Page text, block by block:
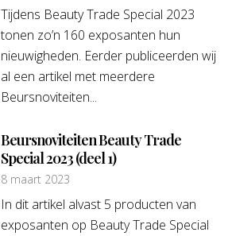
Tijdens Beauty Trade Special 2023
tonen zo’n 160 exposanten hun
nieuwigheden. Eerder publiceerden wij
al een artikel met meerdere
Beursnoviteiten...
Beursnoviteiten Beauty Trade
Special 2023 (deel 1)
8 maart 2023
In dit artikel alvast 5 producten van
exposanten op Beauty Trade Special